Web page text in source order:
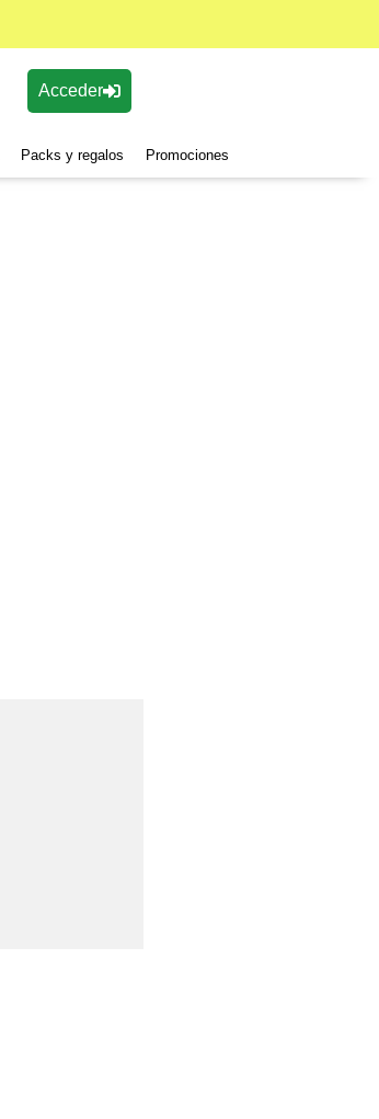
Acceder
Packs y regalos Promociones